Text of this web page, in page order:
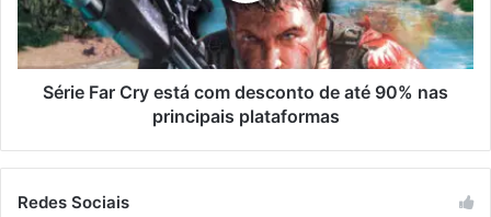
Série Far Cry está com desconto de até 90% nas
principais plataformas
Redes Sociais